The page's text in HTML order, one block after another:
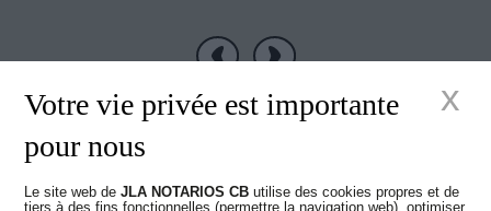
Votre vie privée est importante
pour nous
Le site web deJLA NOTARIOS CB utilise des cookies propres et de
tiers à des fins fonctionnelles (permettre la navigation web), optimiser
x